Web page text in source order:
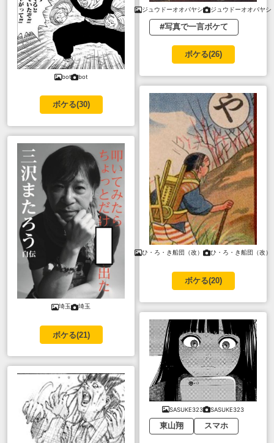
bot bot
ボケる(30)
埼玉 埼玉
ボケる(21)
ジュウドーオオバヤシ ジュウドーオオバヤシ
#写真で一言ボケて
ボケる(26)
ひ・ろ・き船団（改） ひ・ろ・き船団（改）
ボケる(20)
SASUKE323 SASUKE323
東山翔 スマホ